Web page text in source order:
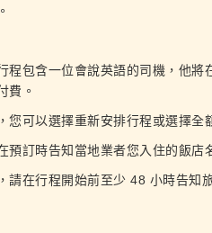
程包含一位會說英語的司機，他
費。
您可以選擇重新安排行程或選擇全
預訂時告知當地業者您入住的飯店
請在行程開始前至少 48 小時告知